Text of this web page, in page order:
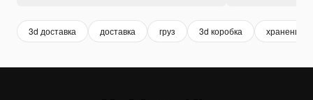
3d доставка доставка груз 3d коробка хранение